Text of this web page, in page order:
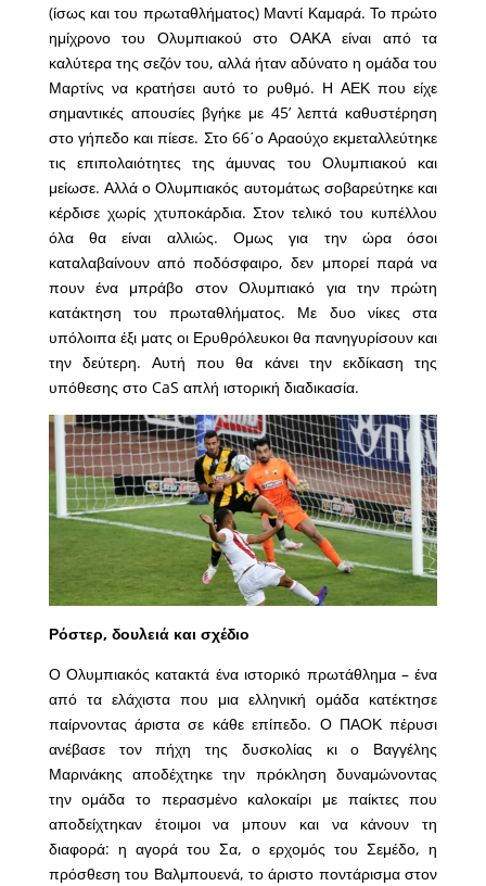
(ίσως και του πρωταθλήματος) Μαντί Καμαρά. Το πρώτο
ημίχρονο του Ολυμπιακού στο ΟΑΚΑ είναι από τα
καλύτερα της σεζόν του, αλλά ήταν αδύνατο η ομάδα του
Μαρτίνς να κρατήσει αυτό το ρυθμό. Η ΑΕΚ που είχε
σημαντικές απουσίες βγήκε με 45’ λεπτά καθυστέρηση
στο γήπεδο και πίεσε. Στο 66΄ο Αραούχο εκμεταλλεύτηκε
τις επιπολαιότητες της άμυνας του Ολυμπιακού και
μείωσε. Αλλά ο Ολυμπιακός αυτομάτως σοβαρεύτηκε και
κέρδισε χωρίς χτυποκάρδια. Στον τελικό του κυπέλλου
όλα θα είναι αλλιώς. Ομως για την ώρα όσοι
καταλαβαίνουν από ποδόσφαιρο, δεν μπορεί παρά να
πουν ένα μπράβο στον Ολυμπιακό για την πρώτη
κατάκτηση του πρωταθλήματος. Με δυο νίκες στα
υπόλοιπα έξι ματς οι Ερυθρόλευκοι θα πανηγυρίσουν και
την δεύτερη. Αυτή που θα κάνει την εκδίκαση της
υπόθεσης στο CaS απλή ιστορική διαδικασία.
Ρόστερ, δουλειά και σχέδιο
Ο Ολυμπιακός κατακτά ένα ιστορικό πρωτάθλημα – ένα
από τα ελάχιστα που μια ελληνική ομάδα κατέκτησε
παίρνοντας άριστα σε κάθε επίπεδο. Ο ΠΑΟΚ πέρυσι
ανέβασε τον πήχη της δυσκολίας κι ο Βαγγέλης
Μαρινάκης αποδέχτηκε την πρόκληση δυναμώνοντας
την ομάδα το περασμένο καλοκαίρι με παίκτες που
αποδείχτηκαν έτοιμοι να μπουν και να κάνουν τη
διαφορά: η αγορά του Σα, ο ερχομός του Σεμέδο, η
πρόσθεση του Βαλμπουενά, το άριστο ποντάρισμα στον